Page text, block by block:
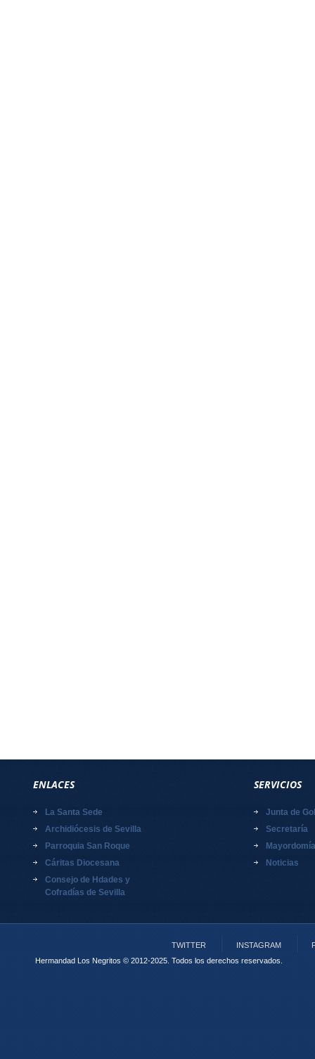
ENLACES
La Santa Sede
Archidiócesis de Sevilla
Parroquia San Roque
Cáritas Diocesana
Consejo de Hdades y
Cofradías de Sevilla
SERVICIOS
Junta de
Secretaría
Mayordomía
Noticias
TWITTER INSTAGRAM
Hermandad Los Negritos © 2012-2025. Todos los derechos reservados.